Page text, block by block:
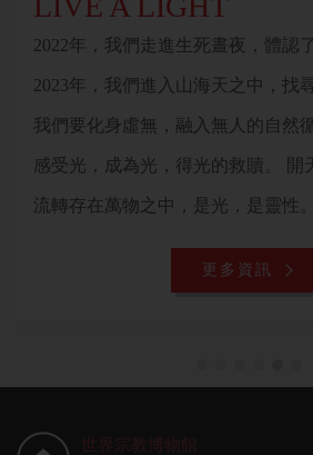
2022年，我們走進生死晝夜，體認
2023年，我們進入山海天之中，找
我們要化身虛無，融入無人的自然
感受光，成為光，得光的救贖。 開
流轉存在萬物之中，是光，是靈性
與角度，探入萬物的循環中，追尋
更多資訊
世界宗教博物館